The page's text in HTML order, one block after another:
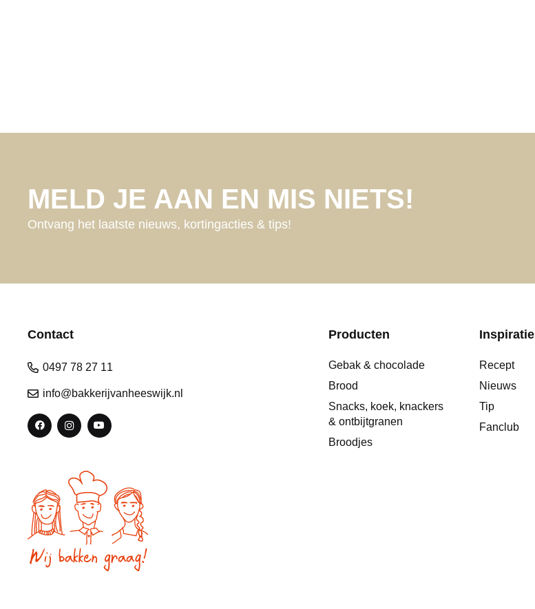
MELD JE AAN EN MIS NIETS!
Ontvang het laatste nieuws, kortingacties & tips!
Contact
0497 78 27 11
info@bakkerijvanheeswijk.nl
Producten
Gebak & chocolade
Brood
Snacks, koek, knackers
& ontbijtgranen
Broodjes
Inspiratie
Recept
Nieuws
Tip
Fanclub